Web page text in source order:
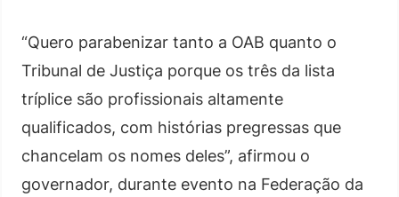
“Quero parabenizar tanto a OAB quanto o
Tribunal de Justiça porque os três da lista
tríplice são profissionais altamente
qualificados, com histórias pregressas que
chancelam os nomes deles”, afirmou o
governador, durante evento na Federação da